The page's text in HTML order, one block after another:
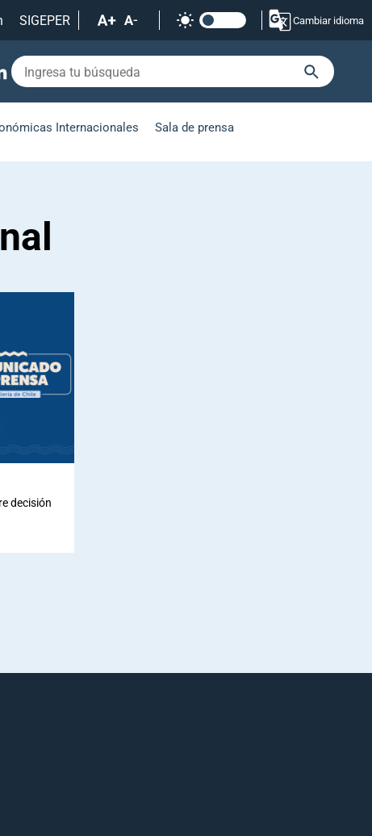
SIGEPER Cambiar idioma
Internacionales Sala de prensa
decisión